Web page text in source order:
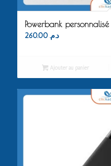
Powerbank personnalisé
د.م. 260.00
Ajouter au panier